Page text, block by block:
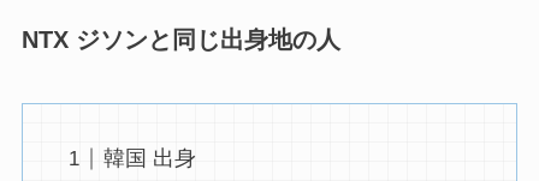
NTX ジソンと同じ出身地の人
韓国 出身